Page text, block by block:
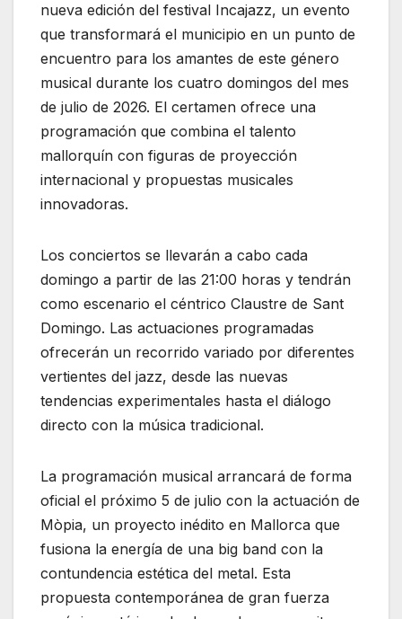
nueva edición del festival Incajazz, un evento
que transformará el municipio en un punto de
encuentro para los amantes de este género
musical durante los cuatro domingos del mes
de julio de 2026. El certamen ofrece una
programación que combina el talento
mallorquín con figuras de proyección
internacional y propuestas musicales
innovadoras.
Los conciertos se llevarán a cabo cada
domingo a partir de las 21:00 horas y tendrán
como escenario el céntrico Claustre de Sant
Domingo. Las actuaciones programadas
ofrecerán un recorrido variado por diferentes
vertientes del jazz, desde las nuevas
tendencias experimentales hasta el diálogo
directo con la música tradicional.
La programación musical arrancará de forma
oficial el próximo 5 de julio con la actuación de
Mòpia, un proyecto inédito en Mallorca que
fusiona la energía de una big band con la
contundencia estética del metal. Esta
propuesta contemporánea de gran fuerza